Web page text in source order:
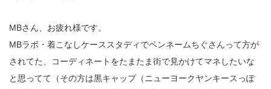
MBさん、お疲れ様です。
MBラボ・着こなしケーススタディでペンネームちぐさんって方が
されてた、コーディネートをたまたま街で見かけてマネしたいな
と思ってて（その方は黒キャップ（ニューヨークヤンキースっぽ